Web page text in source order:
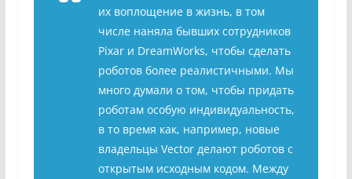
их воплощение в жизнь, в том
числе наняла бывших сотрудников
Pixar и DreamWorks, чтобы сделать
роботов более реалистичными. Мы
много думали о том, чтобы придать
роботам особую индивидуальность,
в то время как, например, новые
владельцы Vector делают роботов с
открытым исходным кодом. Между